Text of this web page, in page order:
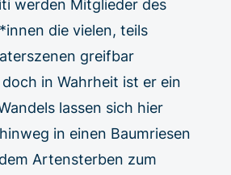
werden Mitglieder des
die vielen, teils
greifbar
in Wahrheit ist er ein
lassen sich hier
in einen Baumriesen
Artensterben zum